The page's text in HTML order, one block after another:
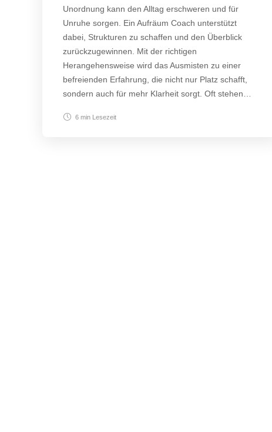
Unordnung kann den Alltag erschweren und für
Unruhe sorgen. Ein Aufräum Coach unterstützt
dabei, Strukturen zu schaffen und den Überblick
zurückzugewinnen. Mit der richtigen
Herangehensweise wird das Ausmisten zu einer
befreienden Erfahrung, die nicht nur Platz schafft,
sondern auch für mehr Klarheit sorgt. Oft stehen…
6 min Lesezeit